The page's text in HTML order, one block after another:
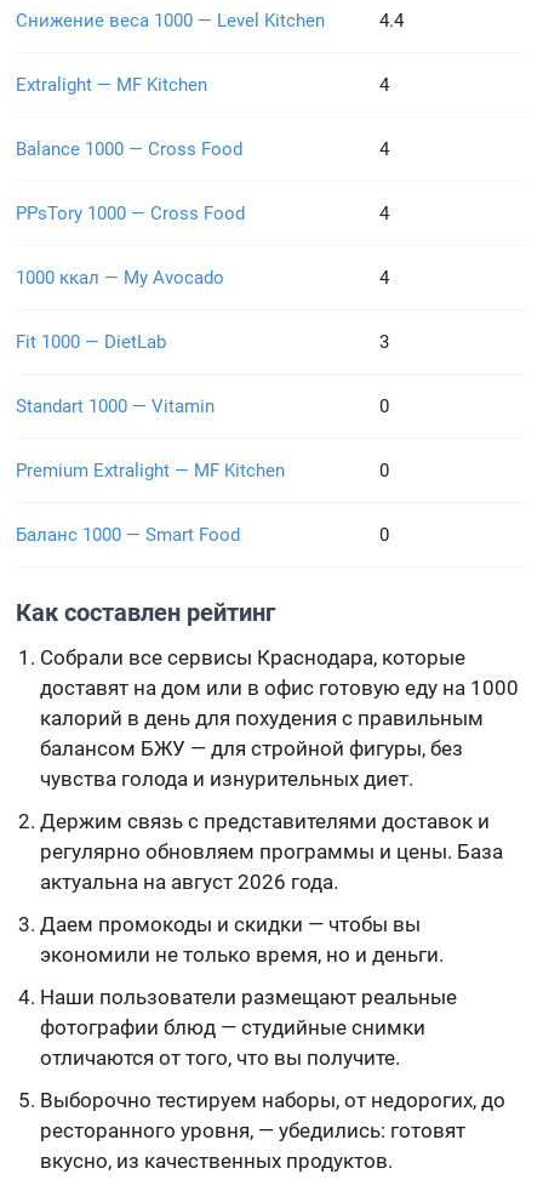
Снижение веса 1000 — Level Kitchen 4.4
Extralight — MF Kitchen 4
Balance 1000 — Cross Food 4
PPsTory 1000 — Cross Food 4
1000 ккал — My Avocado 4
Fit 1000 — DietLab 3
Standart 1000 — Vitamin 0
Premium Extralight — MF Kitchen 0
Баланс 1000 — Smart Food 0
Как составлен рейтинг
Собрали все сервисы Краснодара, которые
доставят на дом или в офис готовую еду на 1000
калорий в день для похудения с правильным
балансом БЖУ — для стройной фигуры, без
чувства голода и изнурительных диет.
Держим связь с представителями доставок и
регулярно обновляем программы и цены. База
актуальна на август 2026 года.
Даем промокоды и скидки — чтобы вы
экономили не только время, но и деньги.
Наши пользователи размещают реальные
фотографии блюд — студийные снимки
отличаются от того, что вы получите.
Выборочно тестируем наборы, от недорогих, до
ресторанного уровня, — убедились: готовят
вкусно, из качественных продуктов.